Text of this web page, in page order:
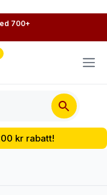
700+
kr rabatt!